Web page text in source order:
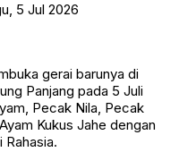
5 Jul 2026
gerai barunya di
Panjang pada 5 Juli
Pecak Nila, Pecak
Kukus Jahe dengan
Rahasia.